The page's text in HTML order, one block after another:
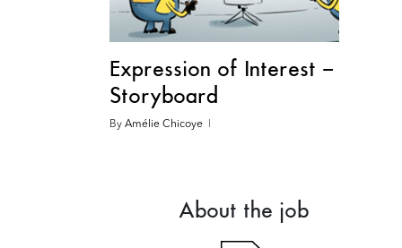
Expression of Interest –
Storyboard
By Amélie Chicoye
About the job